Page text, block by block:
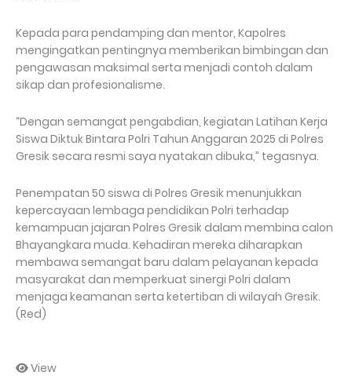
Kepada para pendamping dan mentor, Kapolres
mengingatkan pentingnya memberikan bimbingan dan
pengawasan maksimal serta menjadi contoh dalam
sikap dan profesionalisme.
“Dengan semangat pengabdian, kegiatan Latihan Kerja
Siswa Diktuk Bintara Polri Tahun Anggaran 2025 di Polres
Gresik secara resmi saya nyatakan dibuka,” tegasnya.
Penempatan 50 siswa di Polres Gresik menunjukkan
kepercayaan lembaga pendidikan Polri terhadap
kemampuan jajaran Polres Gresik dalam membina calon
Bhayangkara muda. Kehadiran mereka diharapkan
membawa semangat baru dalam pelayanan kepada
masyarakat dan memperkuat sinergi Polri dalam
menjaga keamanan serta ketertiban di wilayah Gresik.
(Red)
View